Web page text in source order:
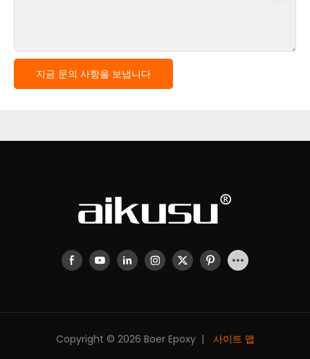
지금 문의 사항을 보냅니다
Copyright © 2026 Boer Epoxy | 사이트 맵